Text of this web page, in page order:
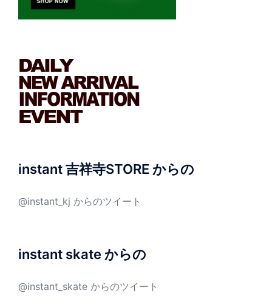
instant 吉祥寺STORE からの
@instant_kj からのツイート
instant skate からの
@instant_skate からのツイート